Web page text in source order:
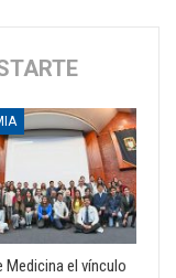
Medicina el vínculo